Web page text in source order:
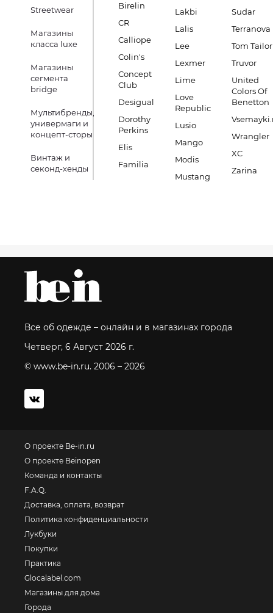
Streetwear
Магазины
класса luxe
Магазины
сегмента
bridge
Мультибренды,
универмаги и
концепт-сторы
Винтаж и
секонд-хенды
Birelin
CR
Calliope
Colin's
Concept
Club
Desigual
Dorothy
Perkins
Elis
Familia
Lakbi
Lalis
Lee
Lexmer
Lime
Love
Republic
Lusio
Mango
Modis
Mustang
Sudar
Terranova
Tom Tailor
Truvor
United
Colors Of
Benetton
Wrangler
XC
Zarina
Все об одежде – онлайн и в магазинах города
Четверг, 6 Август 2026 г.
© www.be-in.ru. 2006 – 2026
О проекте Be-in.ru
О проекте Beinopen
Команда и контакты
F.A.Q.
Доставка, оплата, возврат
Политика конфиденциальности
Лукбуки
Покупки
Практика
Glocalabel.com
Магазины для дома
Города